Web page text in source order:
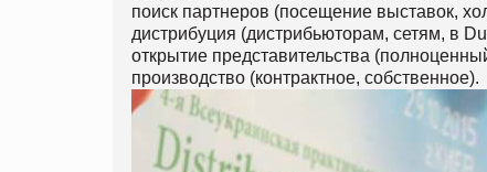
поиск партнеров (посещение выставок,
дистрибуция (дистрибьюторам, сетям, в
открытие представительства
производство (контрактное, собственное).